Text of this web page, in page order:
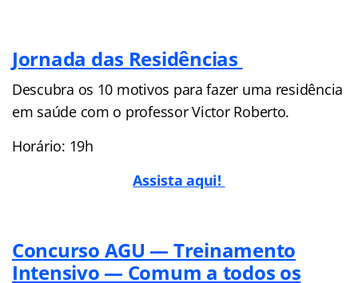
Jornada das Residências
Descubra os 10 motivos para fazer uma residência
em saúde com o professor Victor Roberto.
Horário: 19h
Assista aqui!
Concurso AGU — Treinamento
Intensivo — Comum a todos os